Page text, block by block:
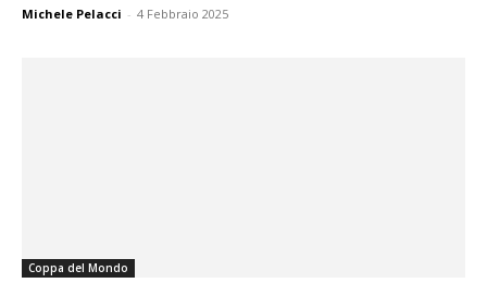
Michele Pelacci - 4 Febbraio 2025
Coppa del Mondo